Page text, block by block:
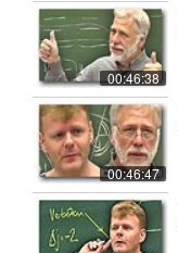
00:46:38
00:46:47